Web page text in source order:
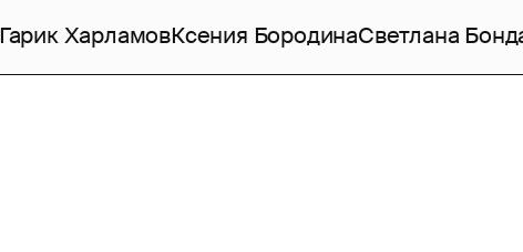
Гарик ХарламовКсения БородинаСветлана